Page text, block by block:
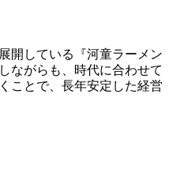
開している『河童ラーメン
ながらも、時代に合わせて
ことで、長年安定した経営